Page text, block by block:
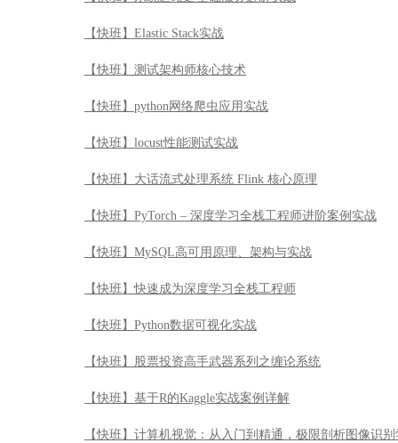
【快班】Elastic Stack实战
【快班】测试架构师核心技术
【快班】python网络爬虫应用实战
【快班】locust性能测试实战
【快班】大话流式处理系统 Flink 核心原理
【快班】PyTorch – 深度学习全栈工程师进阶案例实战
【快班】MySQL高可用原理、架构与实战
【快班】快速成为深度学习全栈工程师
【快班】Python数据可视化实战
【快班】股票投资高手武器系列之缠论系统
【快班】基于R的Kaggle实战案例详解
【快班】计算机视觉：从入门到精通，极限剖析图像识